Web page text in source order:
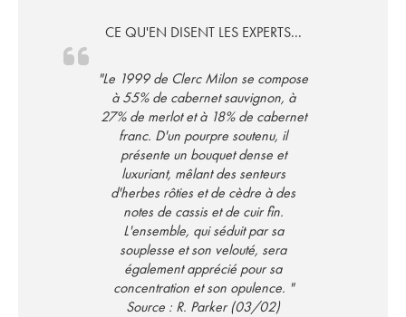
CE QU'EN DISENT LES EXPERTS...
"Le 1999 de Clerc Milon se compose
à 55% de cabernet sauvignon, à
27% de merlot et à 18% de cabernet
franc. D'un pourpre soutenu, il
présente un bouquet dense et
luxuriant, mêlant des senteurs
d'herbes rôties et de cèdre à des
notes de cassis et de cuir fin.
L'ensemble, qui séduit par sa
souplesse et son velouté, sera
également apprécié pour sa
concentration et son opulence. "
Source : R. Parker (03/02)